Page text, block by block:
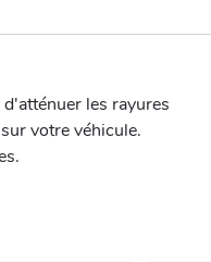
les rayures
votre véhicule.